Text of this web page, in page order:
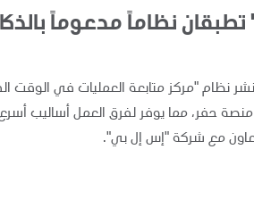
نظاماً مدعوماً
أسطولها الذي يضم أكثر من 120 منصة حفر، مما يوفر لفرق
مع شركة "إس إل بي".